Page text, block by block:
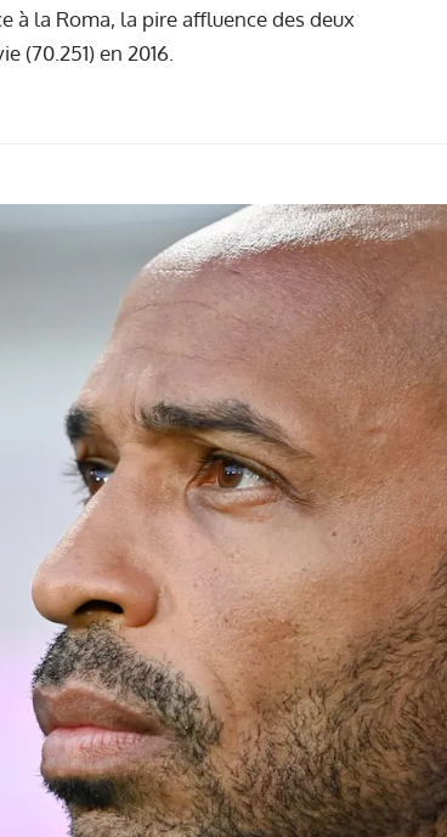
à la Roma, la pire affluence des deux
(70.251) en 2016.